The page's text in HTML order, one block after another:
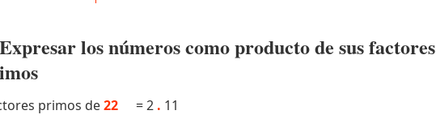
los números como producto de sus factores
primos de22 =2 . 11